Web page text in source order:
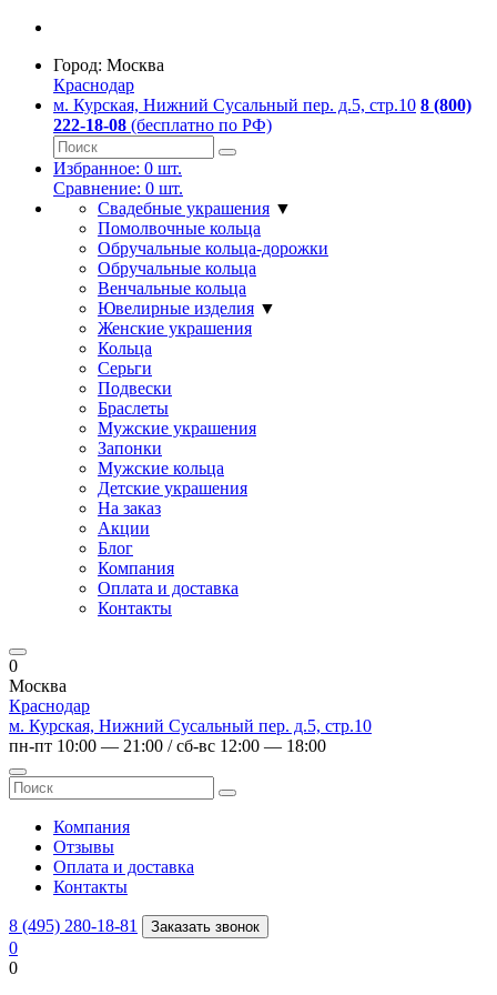
Город: Москва
Краснодар
м. Курская, Нижний Сусальный пер. д.5, стр.10 8 (800)
222-18-08 (бесплатно по РФ)
Избранное: 0 шт.
Сравнение: 0 шт.
Свадебные украшения ▼
Помолвочные кольца
Обручальные кольца-дорожки
Обручальные кольца
Венчальные кольца
Ювелирные изделия ▼
Женские украшения
Кольца
Серьги
Подвески
Браслеты
Мужские украшения
Запонки
Мужские кольца
Детские украшения
На заказ
Акции
Блог
Компания
Оплата и доставка
Контакты
0
Москва
Краснодар
м. Курская, Нижний Сусальный пер. д.5, стр.10
пн-пт 10:00 — 21:00 / сб-вс 12:00 — 18:00
Компания
Отзывы
Оплата и доставка
Контакты
8 (495) 280-18-81 Заказать звонок
0
0